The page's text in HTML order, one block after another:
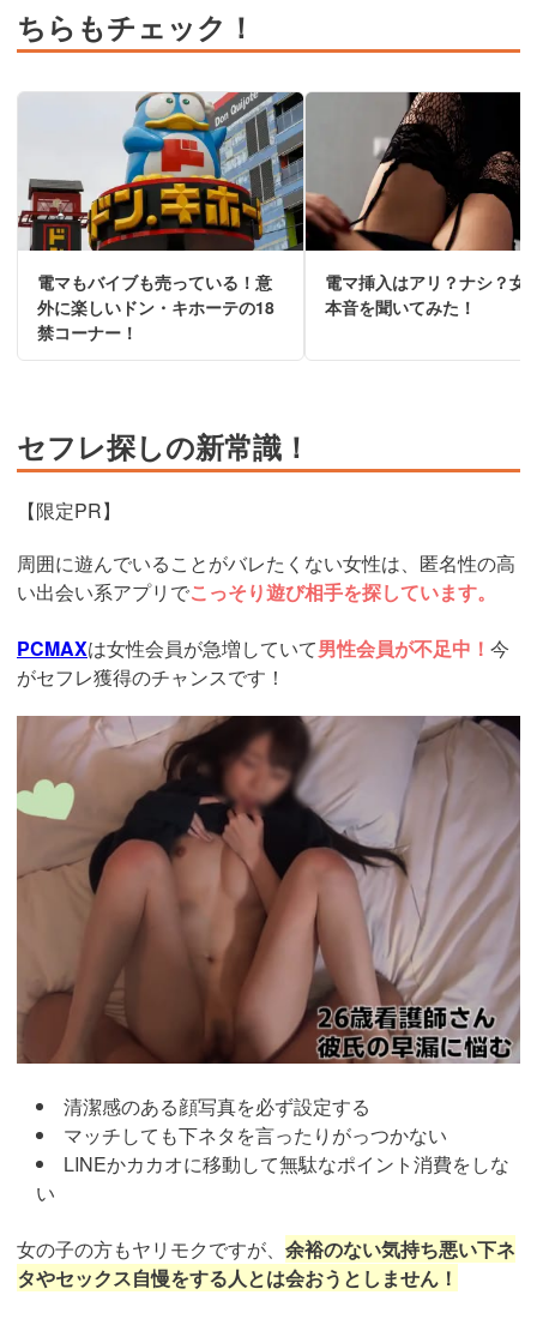
ちらもチェック！
電マもバイブも売っている！意
外に楽しいドン・キホーテの18
禁コーナー！
電マ挿入はアリ？ナシ？女
本音を聞いてみた！
セフレ探しの新常識！
【限定PR】
周囲に遊んでいることがバレたくない女性は、匿名性の高
い出会い系アプリでこっそり遊び相手を探しています。
PCMAXは女性会員が急増していて男性会員が不足中！ 今
がセフレ獲得のチャンスです！
https://pcmax.jp/lp/?
ad_id=rm307016
清潔感のある顔写真を必ず設定する
マッチしても下ネタを言ったりがっつかない
LINEかカカオに移動して無駄なポイント消費をしな
い
女の子の方もヤリモクですが、 余裕のない気持ち悪い下ネ
タやセックス自慢をする人とは会おうとしません！